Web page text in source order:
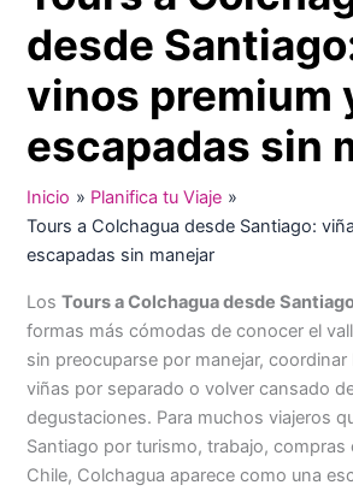
desde
vinos premium
escapadas sin
Inicio
Planifica tu Viaje
Tours a Colchagua desde Santiago:
escapadas sin manejar
LosTours a Colchagua desde
formas más cómodas de conocer el
sin preocuparse por manejar,
viñas por separado o volver cansado
degustaciones. Para muchos viajeros
Santiago por turismo, trabajo, compras
Chile, Colchagua aparece como una